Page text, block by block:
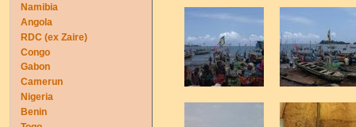
Namibia
Angola
RDC (ex Zaire)
Congo
Gabon
Camerun
Nigeria
Benin